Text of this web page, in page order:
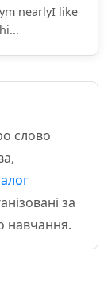
nearlyI like
слово
за
навчання.